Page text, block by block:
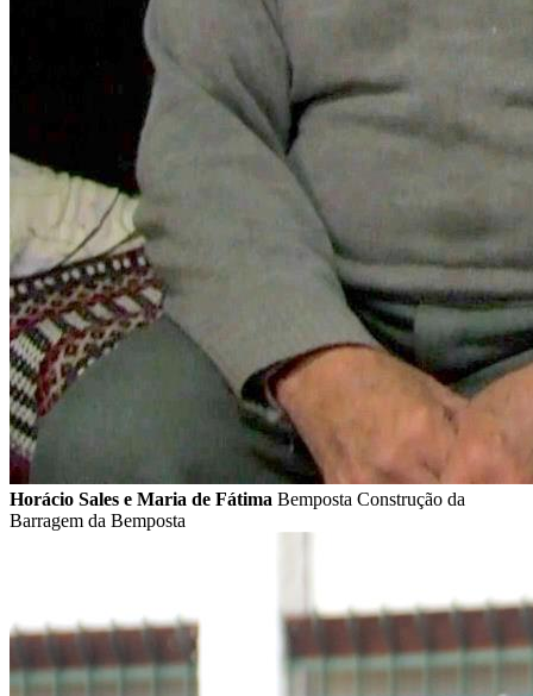
Horácio Sales e Maria de Fátima Bemposta Construção da
Barragem da Bemposta